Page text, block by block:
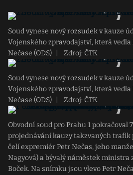
Soud vynese nový rozsudek v kauze
Vojenského zpravodajství, která vedla
Nečase (ODS)
Zdroj: ČTK
Soud vynese nový rozsudek v kauze
Vojenského zpravodajství, která vedla
Nečase (ODS)
Zdroj: ČTK
Obvodní soud pro Prahu 1 pokračoval
projednávání kauzy takzvaných trafik
čelí expremiér Petr Nečas, jeho
Nagyová) a bývalý náměstek ministra
Boček. Na snímku jsou vlevo Petr